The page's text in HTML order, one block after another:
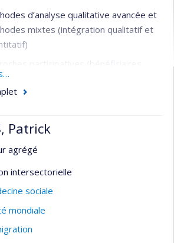
d’analyse qualitative avancée et
mixtes (intégration qualitatif et
participatives (bénéficiaires,
gestionnaires, citoyens) en
de programmes et
communautaire)
marginalisées, situations
de politiques publiques;
ancrée dans des données
sociales de la santé, anthropologie
Patrick
agrégé
intersectorielle
sociale
mondiale